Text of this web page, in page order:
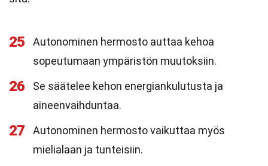
25
Autonominen hermosto auttaa kehoa
sopeutumaan ympäristön muutoksiin.
26
Se säätelee kehon energiankulutusta ja
aineenvaihduntaa.
27
Autonominen hermosto vaikuttaa myös
mielialaan ja tunteisiin.